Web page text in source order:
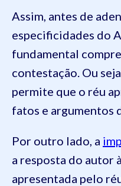
Assim, antes de
especificidades do
fundamental
contestação. Ou
permite que o réu
fatos e argumentos
Por outro lado, a
a resposta do autor
apresentada pelo